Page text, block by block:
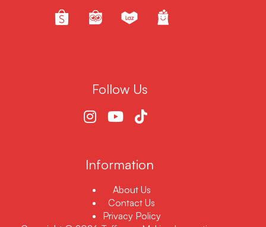
Follow Us
Information
About Us
Contact Us
Privacy Policy